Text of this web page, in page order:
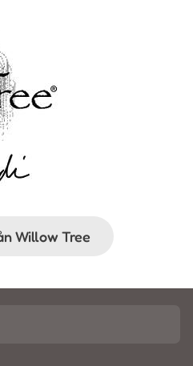
Willow Tree